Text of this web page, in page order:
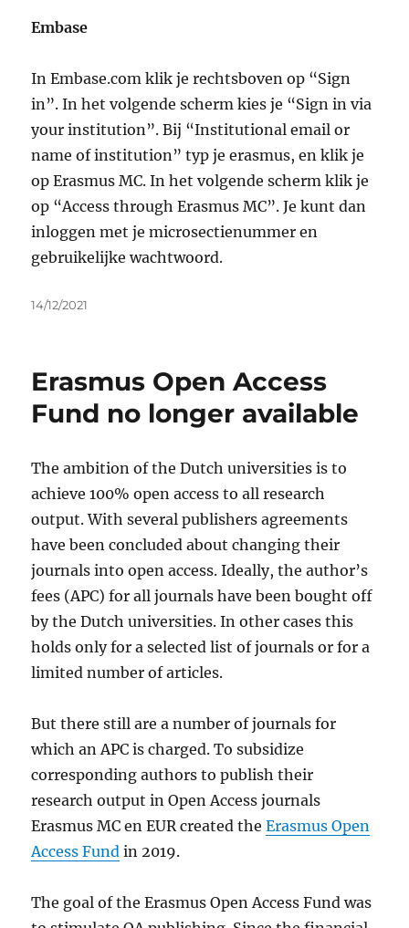
Embase
In Embase.com klik je rechtsboven op “Sign
in”. In het volgende scherm kies je “Sign in via
your institution”. Bij “Institutional email or
name of institution” typ je erasmus, en klik je
op Erasmus MC. In het volgende scherm klik je
op “Access through Erasmus MC”. Je kunt dan
inloggen met je microsectienummer en
gebruikelijke wachtwoord.
Geplaatst
14/12/2021
Erasmus Open Access
Fund no longer available
The ambition of the Dutch universities is to
achieve 100% open access to all research
output. With several publishers agreements
have been concluded about changing their
journals into open access. Ideally, the author’s
fees (APC) for all journals have been bought off
by the Dutch universities. In other cases this
holds only for a selected list of journals or for a
limited number of articles.
But there still are a number of journals for
which an APC is charged. To subsidize
corresponding authors to publish their
research output in Open Access journals
Erasmus MC en EUR created theErasmus Open
Access Fund in 2019.
The goal of the Erasmus Open Access Fund was